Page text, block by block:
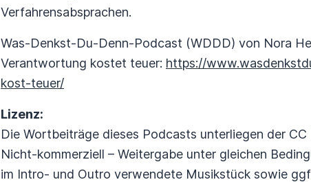
Verfahrensabsprachen.
Was-Denkst-Du-Denn-Podcast (WDDD) von Nora
Verantwortung kostet teuer: https://
kost-teuer/
Lizenz:
Die Wortbeiträge dieses Podcasts unterliegen der
Nicht-kommerziell – Weitergabe unter gleichen
im Intro- und Outro verwendete Musikstück sowie